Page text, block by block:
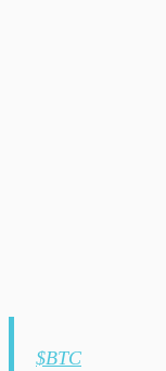
$BTC